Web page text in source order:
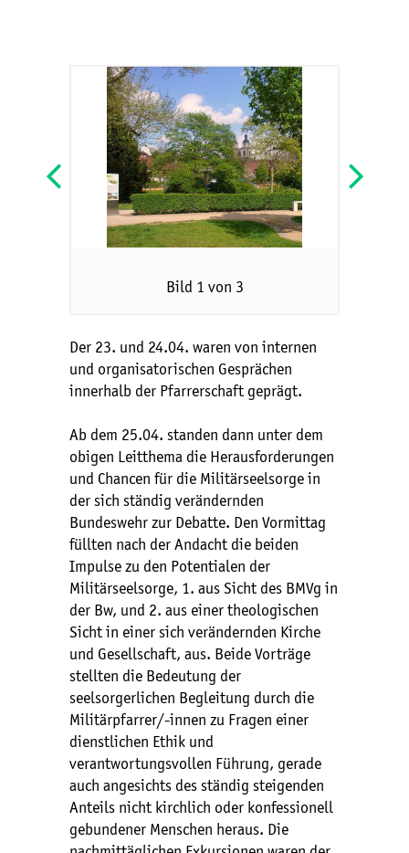
Bild 1 von 3
Der 23. und 24.04. waren von internen
und organisatorischen Gesprächen
innerhalb der Pfarrerschaft geprägt.
Ab dem 25.04. standen dann unter dem
obigen Leitthema die Herausforderungen
und Chancen für die Militärseelsorge in
der sich ständig verändernden
Bundeswehr zur Debatte. Den Vormittag
füllten nach der Andacht die beiden
Impulse zu den Potentialen der
Militärseelsorge, 1. aus Sicht des BMVg in
der Bw, und 2. aus einer theologischen
Sicht in einer sich verändernden Kirche
und Gesellschaft, aus. Beide Vorträge
stellten die Bedeutung der
seelsorgerlichen Begleitung durch die
Militärpfarrer/-innen zu Fragen einer
dienstlichen Ethik und
verantwortungsvollen Führung, gerade
auch angesichts des ständig steigenden
Anteils nicht kirchlich oder konfessionell
gebundener Menschen heraus. Die